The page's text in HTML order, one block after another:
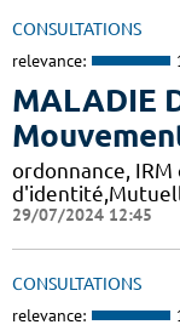
CONSULTATIONS
relevance:
MALADIE
ordonnance,
29/07/2024 12:45
CONSULTATIONS
relevance: